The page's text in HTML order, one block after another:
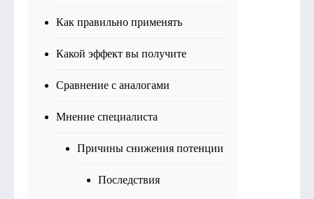
Как правильно применять
Какой эффект вы получите
Сравнение с аналогами
Мнение специалиста
Причины снижения потенции
Последствия